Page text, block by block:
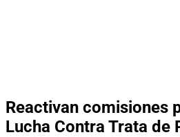
Reactivan comisiones
Lucha Contra Trata de